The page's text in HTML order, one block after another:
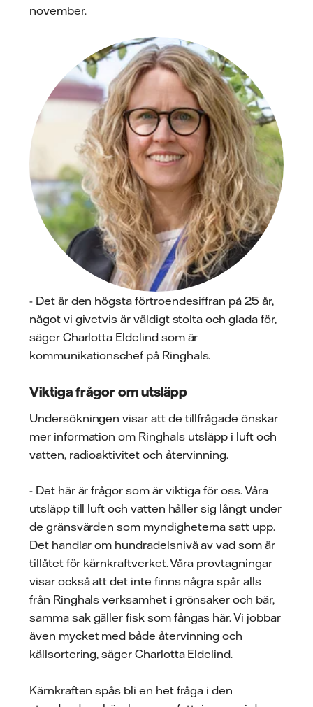
november.
- Det är den högsta förtroendesiffran på 25 år,
något vi givetvis är väldigt stolta och glada för,
säger Charlotta Eldelind som är
kommunikationschef på Ringhals.
Viktiga frågor om utsläpp
Undersökningen visar att de tillfrågade önskar
mer information om Ringhals utsläpp i luft och
vatten, radioaktivitet och återvinning.
- Det här är frågor som är viktiga för oss. Våra
utsläpp till luft och vatten håller sig långt under
de gränsvärden som myndigheterna satt upp.
Det handlar om hundradelsnivå av vad som är
tillåtet för kärnkraftverket. Våra provtagningar
visar också att det inte finns några spår alls
från Ringhals verksamhet i grönsaker och bär,
samma sak gäller fisk som fångas här. Vi jobbar
även mycket med både återvinning och
källsortering, säger Charlotta Eldelind.
Kärnkraften spås bli en het fråga i den